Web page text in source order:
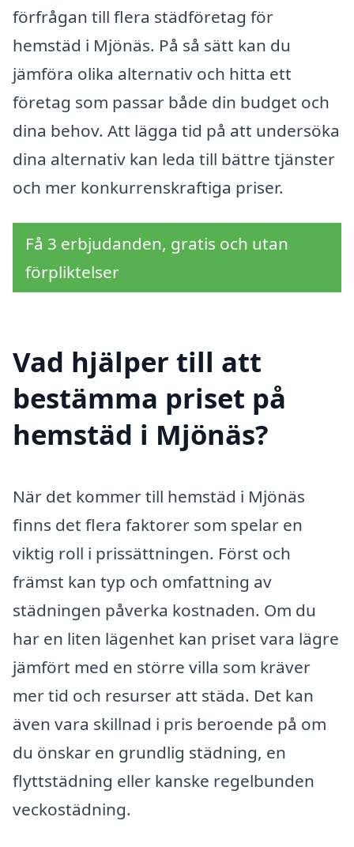
förfrågan till flera städföretag för
hemstäd i Mjönäs. På så sätt kan du
jämföra olika alternativ och hitta ett
företag som passar både din budget och
dina behov. Att lägga tid på att undersöka
dina alternativ kan leda till bättre tjänster
och mer konkurrenskraftiga priser.
Få 3 erbjudanden, gratis och utan
förpliktelser
Vad hjälper till att
bestämma priset på
hemstäd i Mjönäs?
När det kommer till hemstäd i Mjönäs
finns det flera faktorer som spelar en
viktig roll i prissättningen. Först och
främst kan typ och omfattning av
städningen påverka kostnaden. Om du
har en liten lägenhet kan priset vara lägre
jämfört med en större villa som kräver
mer tid och resurser att städa. Det kan
även vara skillnad i pris beroende på om
du önskar en grundlig städning, en
flyttstädning eller kanske regelbunden
veckostädning.